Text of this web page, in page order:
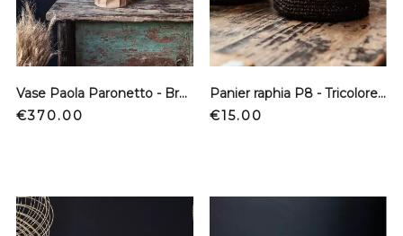
Vase Paola Paronetto - Brun clair - Grand modèle
Price
€370.00
Panier raphia P8 - Tricolore rose - S
Price
€15.00